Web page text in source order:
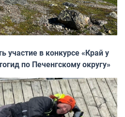
участие в конкурсе «Край у
по Печенгскому округу»